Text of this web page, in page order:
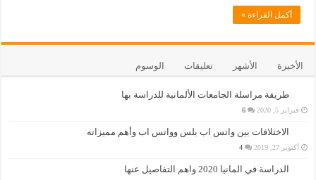
أكمل القراءة »
الأخيرة الأشهر تعليقات الوسوم
طريقة مراسلة الجامعات الألمانية للدراسة بها
فبراير 5, 2020 6
الاختلافات بين واتس اب بلس وواتس اب وأهم مميزاته
أكتوبر 27, 2019 4
الدراسة في المانيا 2020 واهم التفاصيل عنها